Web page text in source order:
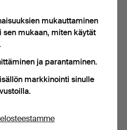
2 652 USDmukauttaminen
sen mukaan, miten käytät
ja parantaminen.
markkinointi sinulle